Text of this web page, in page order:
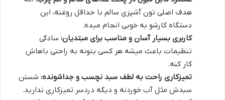
هدف اصلی تون آشپزی سالم با حداقل روغنه، این
دستگاه کارشو به خوبی انجام میده.
کاربری بسیار آسان و مناسب برای مبتدیان: سادگی
تنظیمات باعث میشه هر کسی بتونه به راحتی باهاش
کار کنه.
تمیزکاری راحت به لطف سبد نچسب و جداشونده: شستن
سبدش مثل آب خوردنه و دیگه دردسر تمیزکاری ندارید.